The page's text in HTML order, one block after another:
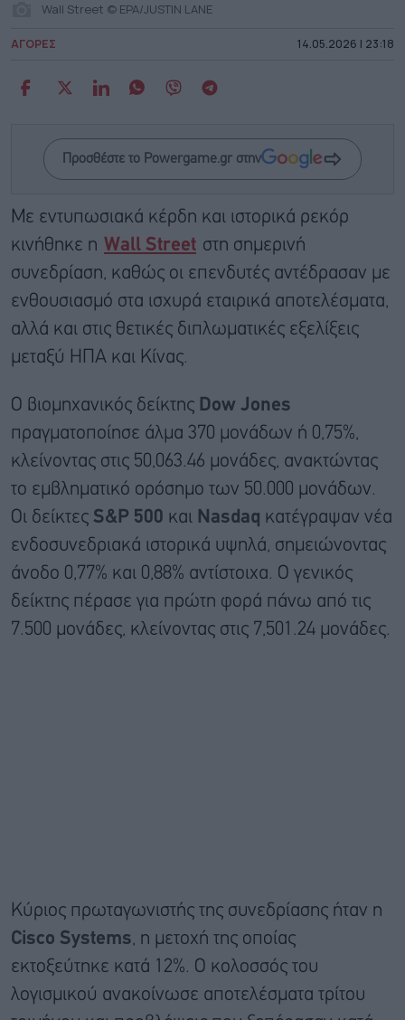
Wall Street © EPA/JUSTIN LANE
ΑΓΟΡΕΣ 14.05.2026 | 23:18
Προσθέστε το Powergame.gr στην
Με εντυπωσιακά κέρδη και ιστορικά ρεκόρ
κινήθηκε η Wall Street στη σημερινή
συνεδρίαση, καθώς οι επενδυτές αντέδρασαν με
ενθουσιασμό στα ισχυρά εταιρικά αποτελέσματα,
αλλά και στις θετικές διπλωματικές εξελίξεις
μεταξύ ΗΠΑ και Κίνας.
Ο βιομηχανικός δείκτης Dow Jones
πραγματοποίησε άλμα 370 μονάδων ή 0,75%,
κλείνοντας στις 50,063.46 μονάδες, ανακτώντας
το εμβληματικό ορόσημο των 50.000 μονάδων.
Οι δείκτες S&P 500 και Nasdaq κατέγραψαν νέα
ενδοσυνεδριακά ιστορικά υψηλά, σημειώνοντας
άνοδο 0,77% και 0,88% αντίστοιχα. Ο γενικός
δείκτης πέρασε για πρώτη φορά πάνω από τις
7.500 μονάδες, κλείνοντας στις 7,501.24 μονάδες.
Κύριος πρωταγωνιστής της συνεδρίασης ήταν η
Cisco Systems , η μετοχή της οποίας
εκτοξεύτηκε κατά 12%. Ο κολοσσός του
λογισμικού ανακοίνωσε αποτελέσματα τρίτου